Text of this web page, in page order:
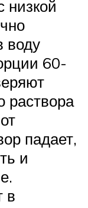
низкой
воду
60-
раствора
падает,
и
в